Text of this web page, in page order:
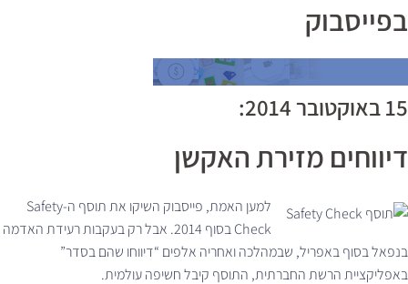
בפייסבוק
15 באוקטובר 2014:
דיווחים מזירת האקשן
למען האמת, פייסבוק השיקו את תוסף ה-Safety
Check בסוף 2014. אבל רק בעקבות רעידת האדמה
בנפאל בסוף באפריל, שבמהלכה ואחריה אלפים “דיווחו שהם בסדר”
באפליקציית הרשת החברתית, התוסף קיבל חשיפה עולמית.